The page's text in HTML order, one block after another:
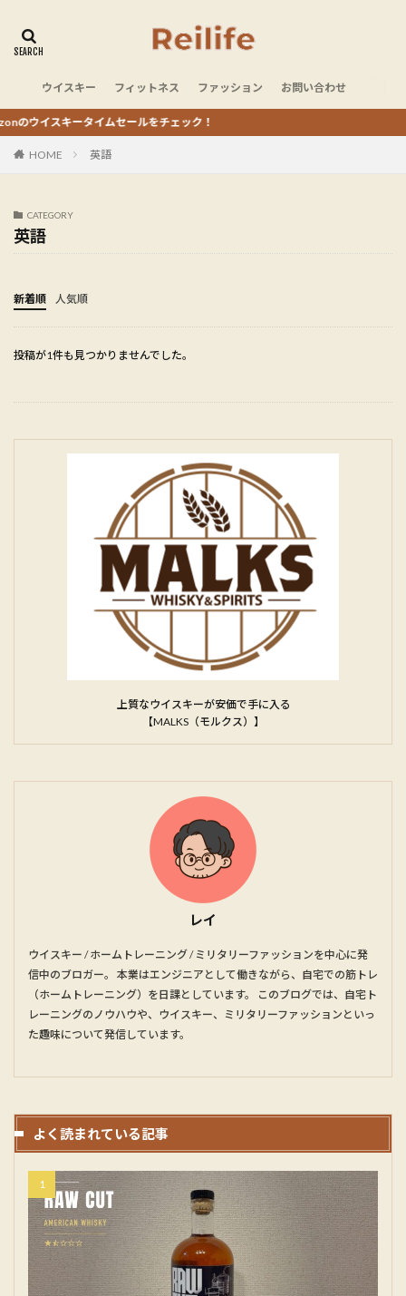
ウイスキー フィットネス ファッション お問い合わせ
ウイスキータイムセールをチェック！
HOME 英語
CATEGORY
英語
新着順 人気順
投稿が1件も見つかりませんでした。
上質なウイスキーが安価で手に入る
【MALKS（モルクス）】
レイ
ウイスキー / ホームトレーニング / ミリタリーファッションを中心に発
信中のブロガー。 本業はエンジニアとして働きながら、自宅での筋トレ
（ホームトレーニング）を日課としています。 このブログでは、自宅ト
レーニングのノウハウや、ウイスキー、ミリタリーファッションといっ
た趣味について発信しています。
よく読まれている記事